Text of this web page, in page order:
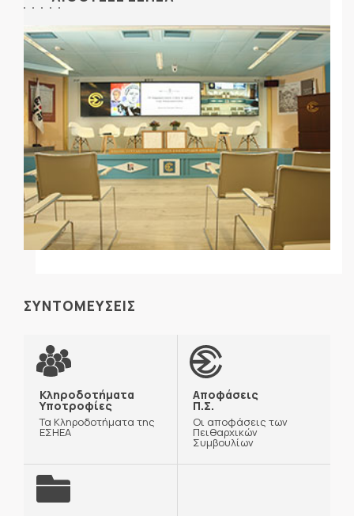
ΣΥΝΤΟΜΕΥΣΕΙΣ
Κληροδοτήματα
Υποτροφίες
Τα Κληροδοτήματα της
ΕΣΗΕΑ
Αποφάσεις
Π.Σ.
Οι αποφάσεις των
Πειθαρχικών
Συμβουλίων